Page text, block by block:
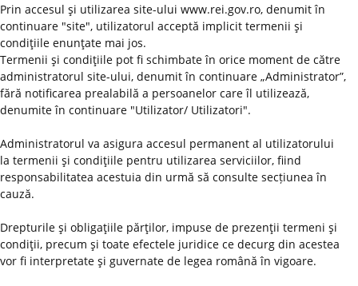
Prin accesul şi utilizarea site-ului www.rei.gov.ro, denumit în
continuare "site", utilizatorul acceptă implicit termenii şi
condiţiile enunţate mai jos.
Termenii şi condiţiile pot fi schimbate în orice moment de către
administratorul site-ului, denumit în continuare „Administrator”,
fără notificarea prealabilă a persoanelor care îl utilizează,
denumite în continuare "Utilizator/ Utilizatori".
Administratorul va asigura accesul permanent al utilizatorului
la termenii şi condiţiile pentru utilizarea serviciilor, fiind
responsabilitatea acestuia din urmă să consulte secțiunea în
cauză.
Drepturile şi obligaţiile părţilor, impuse de prezenţii termeni şi
condiţii, precum şi toate efectele juridice ce decurg din acestea
vor fi interpretate şi guvernate de legea română în vigoare.